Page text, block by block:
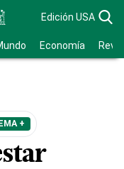
Edición USA
Economía
+